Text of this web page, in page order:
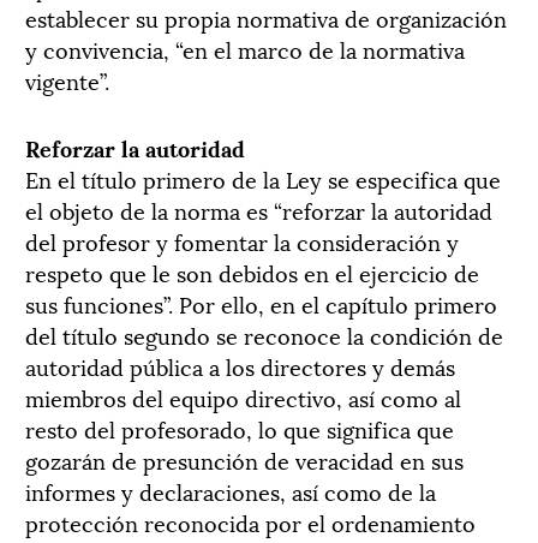
establecer su propia normativa de organización
y convivencia, “en el marco de la normativa
vigente”.
Reforzar la autoridad
En el título primero de la Ley se especifica que
el objeto de la norma es “reforzar la autoridad
del profesor y fomentar la consideración y
respeto que le son debidos en el ejercicio de
sus funciones”. Por ello, en el capítulo primero
del título segundo se reconoce la condición de
autoridad pública a los directores y demás
miembros del equipo directivo, así como al
resto del profesorado, lo que significa que
gozarán de presunción de veracidad en sus
informes y declaraciones, así como de la
protección reconocida por el ordenamiento